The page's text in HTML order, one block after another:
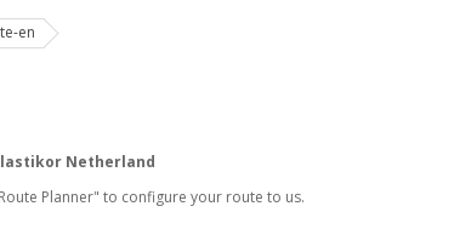
en
Netherland
Planner" to configure your route to us.